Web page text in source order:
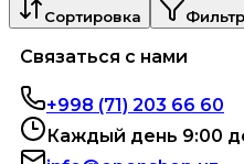
Сортировка Фильтр
Связаться с нами
+998 (71) 203 66 60
Каждый день 9:00